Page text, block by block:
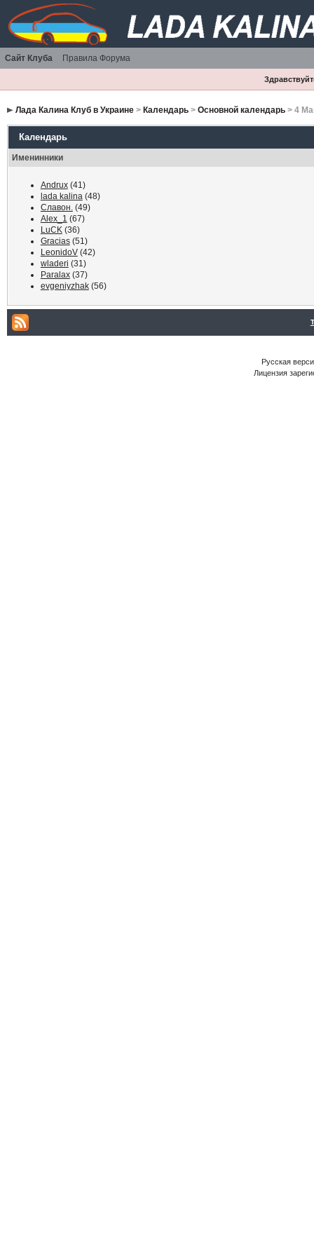
Сайт Клуба Правила Форума
Лада Калина Клуб в Украине> Календарь> Основной календарь> 4
Календарь
Именинники
Andrux(41)
lada kalina(48)
Славон.(49)
Alex_1 (67)
LuCK(36)
Gracias(51)
LeonidoV(42)
wladeri (31)
Paralax(37)
evgeniyzhak(56)
Русская
Лицензия